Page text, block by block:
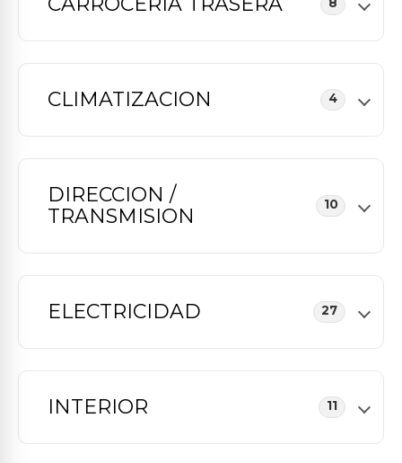
CLIMATIZACION 4
DIRECCION /
TRANSMISION
10
ELECTRICIDAD 27
INTERIOR 11